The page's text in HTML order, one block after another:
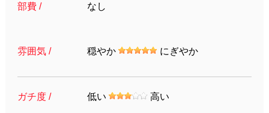
部費 / なし
雰囲気 / 穏やか にぎやか
ガチ度 / 低い 高い